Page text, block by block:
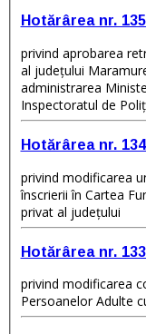
Hotărârea nr.
privind aprobarea
al judeţului Maramureş în domeniul public al
administrarea Ministerului
Inspectoratul de
Hotărârea nr.
privind modificarea
înscrierii în Cartea Funciară a unui imobil aflat în domeniul
privat al judeţului
Hotărârea nr.
privind modificarea componenţei
Persoanelor Adulte